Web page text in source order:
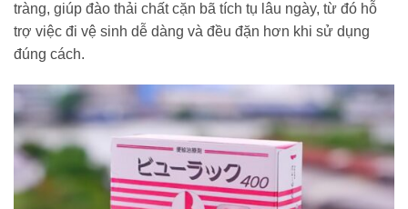
tràng, giúp đào thải chất cặn bã tích tụ lâu ngày, từ đó hỗ
trợ việc đi vệ sinh dễ dàng và đều đặn hơn khi sử dụng
đúng cách.